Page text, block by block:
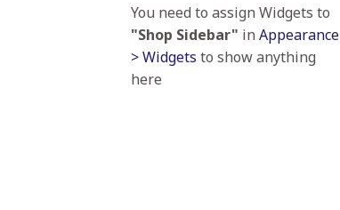
You need to assign Widgets to
"Shop Sidebar" in Appearance
> Widgets to show anything
here